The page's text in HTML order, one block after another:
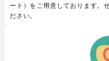
ート）をご用意しております。
ださい。